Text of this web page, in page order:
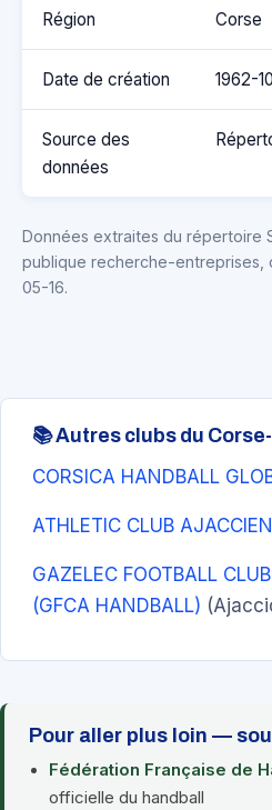
Région Corse
Date de création 1962-
Source des
données
Données extraites du répertoire
publique recherche-entreprises,
05-16.
📚 Autres clubs du
CORSICA HANDBALL
ATHLETIC CLUB
GAZELEC FOOTBALL
(GFCA HANDBALL)
Pour aller plus loin —
Fédération Française de
officielle du handball